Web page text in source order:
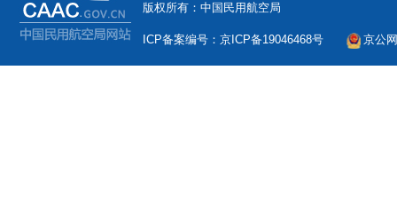
版权所有：中国民用航空局
ICP备案编号：京ICP备19046468号 京公